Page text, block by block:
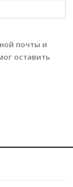
почты и
оставить